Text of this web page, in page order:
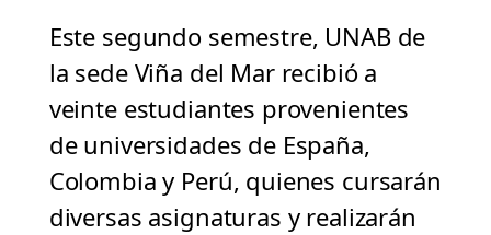
Este segundo semestre, UNAB de
la sede Viña del Mar recibió a
veinte estudiantes provenientes
de universidades de España,
Colombia y Perú, quienes cursarán
diversas asignaturas y realizarán